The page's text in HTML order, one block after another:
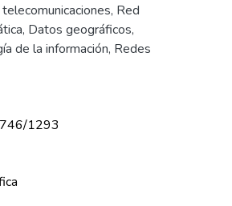
, Red
, Datos geográficos,
de la información, Redes
1293